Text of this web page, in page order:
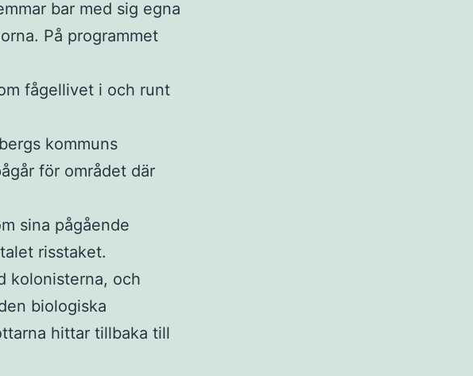
bar med sig egna
På programmet
fågellivet i och runt
kommuns
för området där
sina pågående
risstaket.
kolonisterna, och
biologiska
hittar tillbaka till